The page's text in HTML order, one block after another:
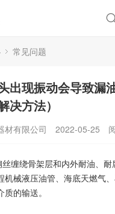
常见问题
出现振动会导致漏
决方法）
材有限公司 2022-05-25
缠绕骨架层和内外耐油、耐
机械液压油管、海底天燃气、
的输送。